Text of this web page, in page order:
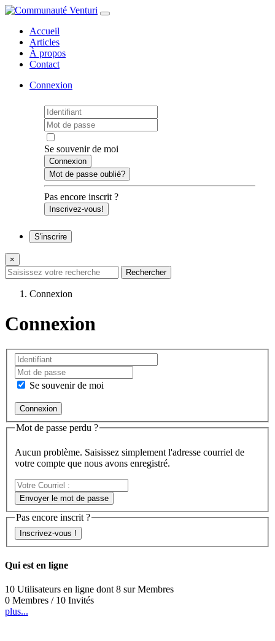
Accueil
Articles
À propos
Contact
Connexion
Se souvenir de moi
Mot de passe oublié?
Pas encore inscrit ?
Inscrivez-vous!
S'inscrire
×
Connexion
Connexion
Se souvenir de moi
Mot de passe perdu ?
Aucun problème. Saisissez simplement l'adresse courriel de
votre compte que nous avons enregistré.
Votre
Courriel
:
Envoyer le mot de passe
Pas encore inscrit ?
Inscrivez-vous !
Qui est en ligne
10 Utilisateurs en ligne dont 8 sur Membres
0 Membres / 10 Invités
plus...